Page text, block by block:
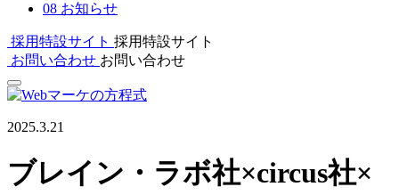
08 お知らせ
採用特設サイト 採用特設サイト
お問い合わせ お問い合わせ
2025.3.21
ブレイン・ラボ社×circus社×